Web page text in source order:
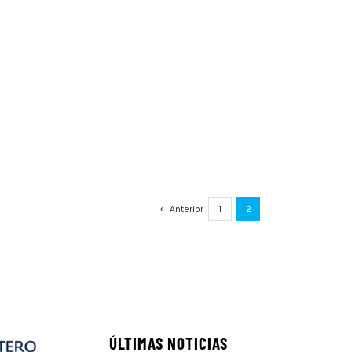
Anterior 1 2
ÚLTIMAS NOTICIAS